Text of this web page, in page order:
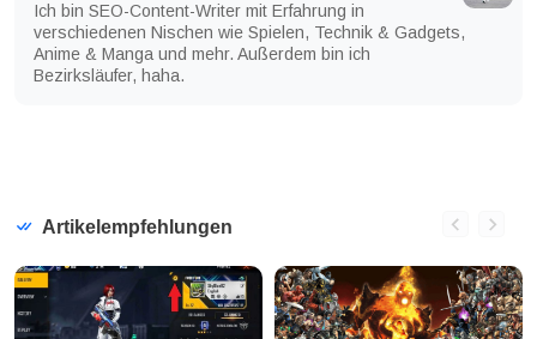
Ich bin SEO-Content-Writer mit Erfahrung in
verschiedenen Nischen wie Spielen, Technik & Gadgets,
Anime & Manga und mehr. Außerdem bin ich
Bezirksläufer, haha.
Artikelempfehlungen